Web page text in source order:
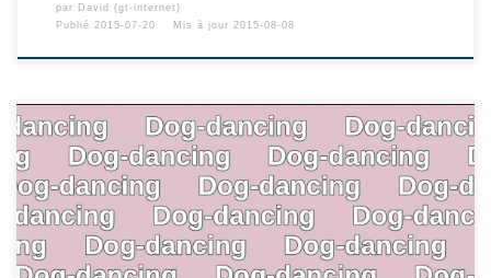
par David (gt-internet)
Publié 2015-07-20 Mis à jour 2015-08-08